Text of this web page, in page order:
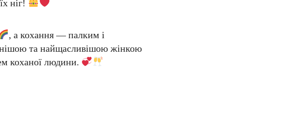
ніг!
, а кохання — палким і
та найщасливішою жінкою
коханої людини.